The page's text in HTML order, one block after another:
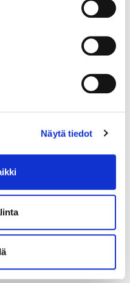
Näytä tiedot